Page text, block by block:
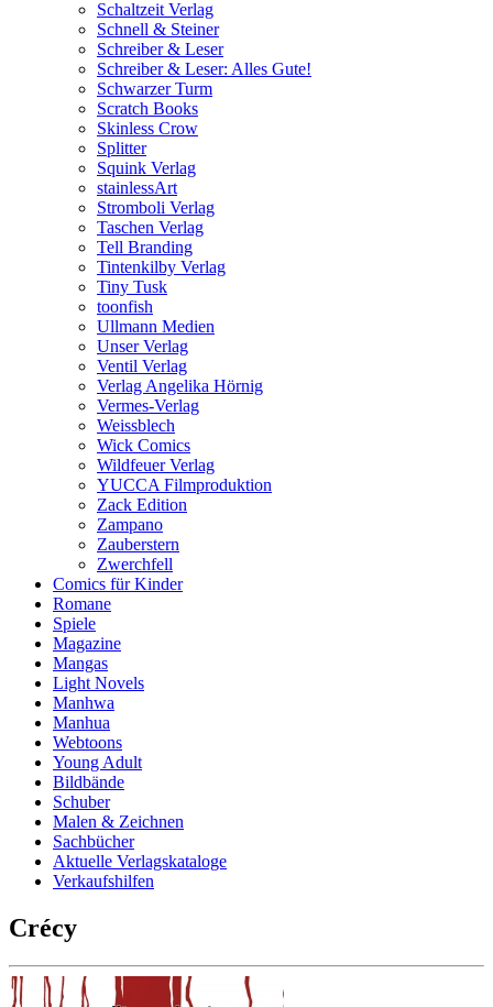
Schaltzeit Verlag
Schnell & Steiner
Schreiber & Leser
Schreiber & Leser: Alles Gute!
Schwarzer Turm
Scratch Books
Skinless Crow
Splitter
Squink Verlag
stainlessArt
Stromboli Verlag
Taschen Verlag
Tell Branding
Tintenkilby Verlag
Tiny Tusk
toonfish
Ullmann Medien
Unser Verlag
Ventil Verlag
Verlag Angelika Hörnig
Vermes-Verlag
Weissblech
Wick Comics
Wildfeuer Verlag
YUCCA Filmproduktion
Zack Edition
Zampano
Zauberstern
Zwerchfell
Comics für Kinder
Romane
Spiele
Magazine
Mangas
Light Novels
Manhwa
Manhua
Webtoons
Young Adult
Bildbände
Schuber
Malen & Zeichnen
Sachbücher
Aktuelle Verlagskataloge
Verkaufshilfen
Crécy